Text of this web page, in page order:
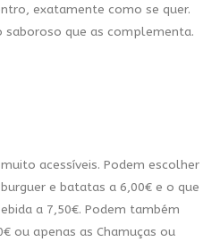
exatamente como se quer.
que as complementa.
acessíveis. Podem escolher
e batatas a 6,00€ e o que
a 7,50€. Podem também
ou apenas as Chamuças ou